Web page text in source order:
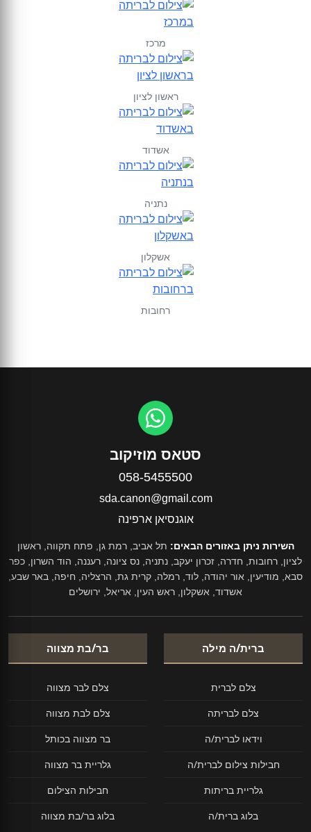
מרכז
ראשון לציון
אשדוד
נתניה
אשקלון
רחובות
סטאס מוזיקוב
058-5455500
sda.canon@gmail.com
אוגנסיאן ארפינה
השירות ניתן באזורים הבאים: תל אביב, רמת גן, פתח תקווה, ראשון
לציון, רחובות, חדרה, זכרון יעקב, נתניה, נס ציונה, רעננה, הוד השרון, כפר
סבא, מודיעין, אור יהודה, לוד, רמלה, קרית גת, הרצליה, חיפה, באר שבע,
אשדוד, אשקלון, ראש העין, אריאל, ירושלים
ברית/ה מילה
צלם לברית
צלם לבריתה
וידאו לברית/ה
חבילות צילום לברית/ה
גלריית בריתות
בלוג ברית/ה
בר/בת מצווה
צלם לבר מצווה
צלם לבת מצווה
בר מצווה בכותל
גלריית בר מצווה
חבילות הצילום
בלוג בר/בת מצווה